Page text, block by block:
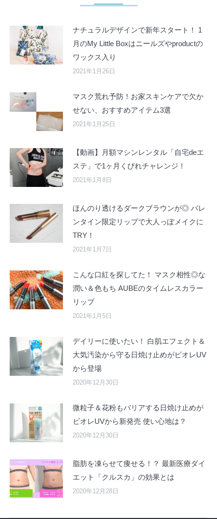
ナチュラルデザインで新年スタート！ 1
月のMy Little Boxはニールズやproductの
ワックス入り
2021年1月26日
マスク荒れ予防！お家スキンケアで欠か
せない、おすすめアイテム3選
2021年1月25日
【動画】月額マシンレンタル「自宅deエ
ステ」で1ヶ月くびれチャレンジ！
2021年1月8日
ほんのり透けるダークブラウンが◎ バレ
ンタイン限定リップで大人っぽメイクに
TRY！
2021年1月7日
こんな口紅を探してた！ マスク相性◎な
潤い＆色もち AUBEのタイムレスカラー
リップ
2021年1月5日
デイリーに使いたい！ 白肌エフェクト＆
大気汚染から守る日焼け止めがビオレUV
から登場
2020年12月30日
微粒子＆花粉もバリアする日焼け止めが
ビオレUVから新発売 使い心地は？
2020年12月30日
脂肪を凍らせて痩せる！？ 最新医療ダイ
エット「クルスカ」の効果とは
2020年12月28日